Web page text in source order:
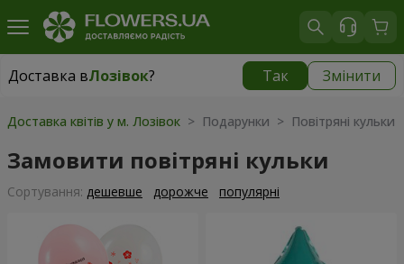
Доставка вЛозівок? Так Змінити
Доставка вЛозівок|
Доставка квітів у м. Лозівок > Подарунки > Повітряні кульки
Замовити повітряні кульки
Сортування: дешевше дорожче популярні